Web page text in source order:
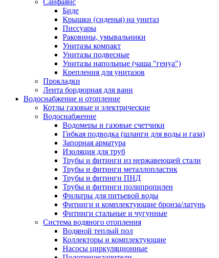
Санфаянс
Биде
Крышки (сиденья) на унитаз
Писсуары
Раковины, умывальники
Унитазы компакт
Унитазы подвесные
Унитазы напольные (чаша "генуа")
Крепления для унитазов
Прокладки
Лента бордюрная для ванн
Водоснабжение и отопление
Котлы газовые и электрические
Водоснабжение
Водомеры и газовые счетчики
Гибкая подводка (шланги для воды и газа)
Запорная арматура
Изоляция для труб
Трубы и фитинги из нержавеющей стали
Трубы и фитинги металлопластик
Трубы и фитинги ПНД
Трубы и фитинги полипропилен
Фильтры для питьевой воды
Фитинги и комплектующие бронза/латунь
Фитинги стальные и чугунные
Система водяного отопления
Водяной теплый пол
Коллекторы и комплектующие
Насосы циркуляционные